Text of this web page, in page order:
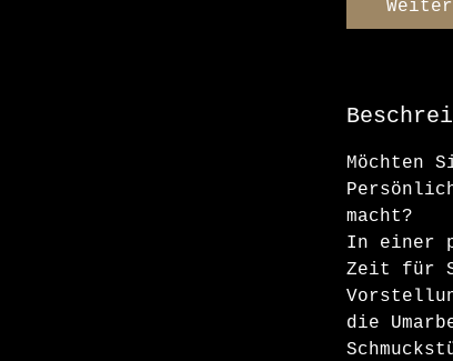
Weiter
Möchten
macht?
In einer
Zeit für
die